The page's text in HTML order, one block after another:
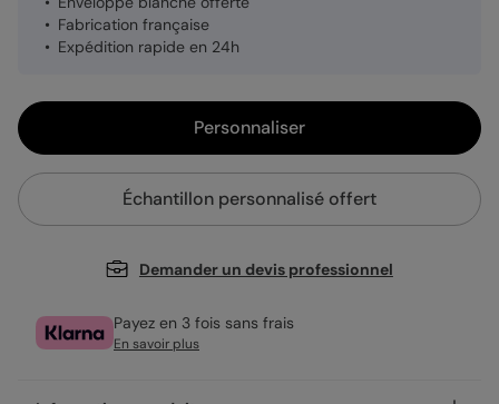
Fabrication française
Expédition rapide en 24h
Personnaliser
Échantillon personnalisé offert
Demander un devis professionnel
Payez en 3 fois sans frais
En savoir plus